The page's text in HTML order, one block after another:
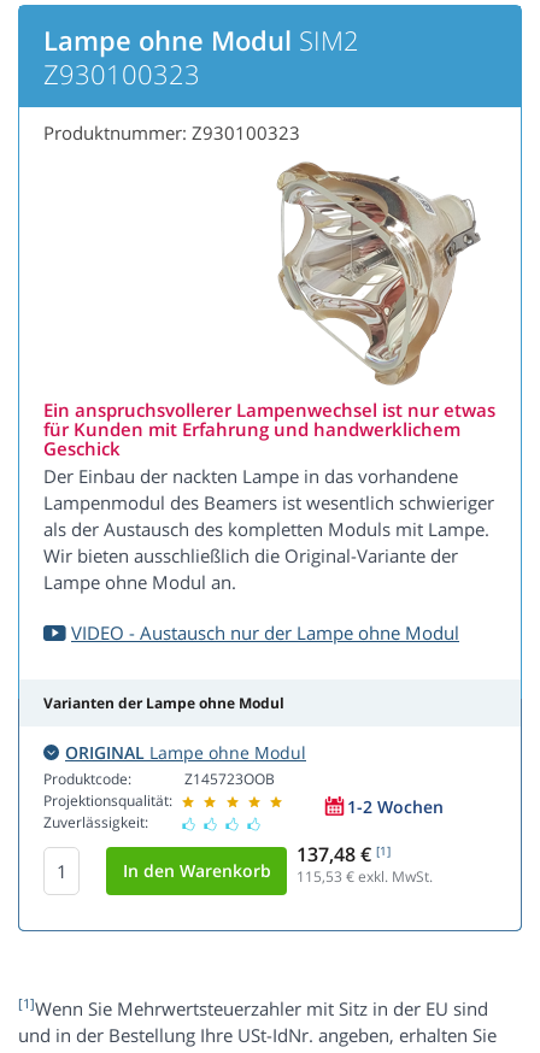
Lampe ohne Modul SIM2
Z930100323
Produktnummer: Z930100323
Ein anspruchsvollerer Lampenwechsel ist nur etwas
für Kunden mit Erfahrung und handwerklichem
Geschick
Der Einbau der nackten Lampe in das vorhandene
Lampenmodul des Beamers ist wesentlich schwieriger
als der Austausch des kompletten Moduls mit Lampe.
Wir bieten ausschließlich die Original-Variante der
Lampe ohne Modul an.
VIDEO - Austausch nur der Lampe ohne Modul
Varianten der Lampe ohne Modul
ORIGINAL Lampe ohne Modul
Produktcode:
Projektionsqualität:
Zuverlässigkeit:
Z145723OOB
1-2 Wochen
137,48 € [1]
115,53 € exkl. MwSt.
[1]Wenn Sie Mehrwertsteuerzahler mit Sitz in der EU sind
und in der Bestellung Ihre USt-IdNr. angeben, erhalten Sie